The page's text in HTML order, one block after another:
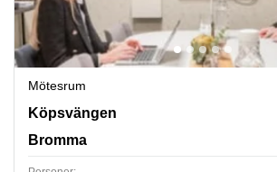
Mötesrum
Köpsvängen 10, Bromma
Köpsvängen
Bromma